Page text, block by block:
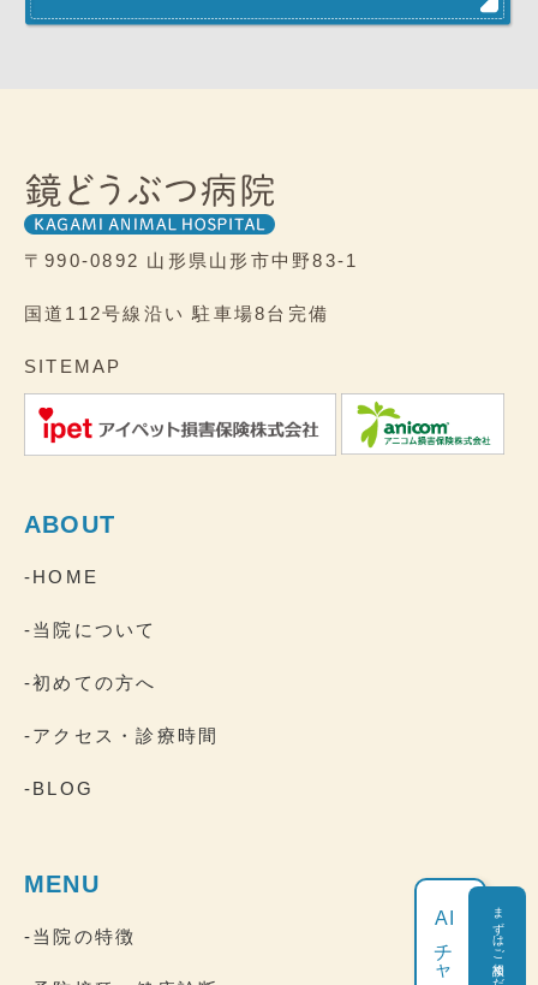
〒990-0892 山形県山形市中野83-1
国道112号線沿い 駐車場8台完備
SITEMAP
ABOUT
-HOME
-当院について
-初めての方へ
-アクセス・診療時間
-BLOG
MENU
-当院の特徴
AI まずはご相談ください